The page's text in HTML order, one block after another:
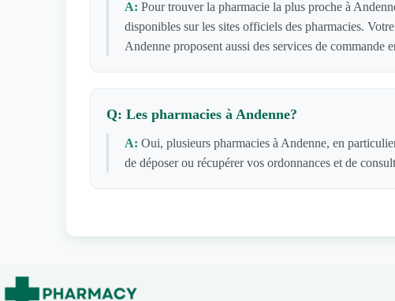
A: Pour trouver la pharmacie la plus proche à
disponibles sur les sites officiels des pharmacies.
Andenne proposent aussi des services de commande
Q: Les pharmacies à Andenne?
A: Oui, plusieurs pharmacies à Andenne, en
de déposer ou récupérer vos ordonnances et de